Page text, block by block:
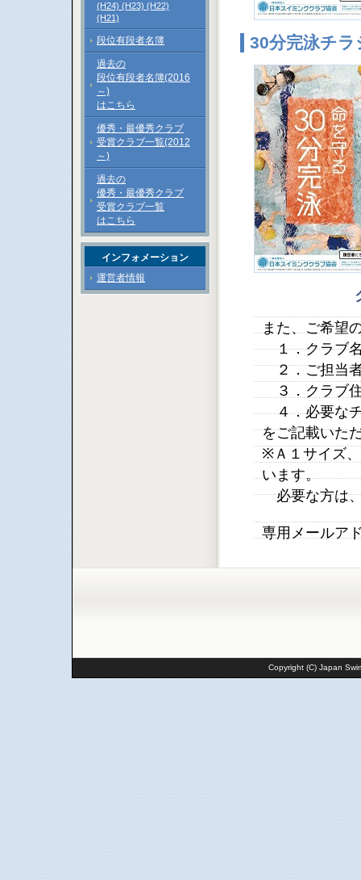
30分完泳チラ
また、ご希望
１．クラブ
２．ご担当
３．クラブ
４．必要なチ
をご記載いた
※Ａ１サイズ
います。
必要な方は、
専用メールア
(H24) (H23) (H22)
(H21)
段位有段者名簿
過去の
段位有段者名簿(2016
～)
はこちら
優秀・最優秀クラブ
受賞クラブ一覧(2012
～)
過去の
優秀・最優秀クラブ
受賞クラブ一覧
はこちら
インフォメーション
運営者情報
Copyright (C) Japan